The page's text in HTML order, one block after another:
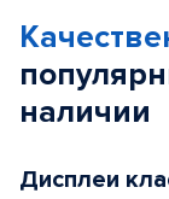
наличии
Дисплеи